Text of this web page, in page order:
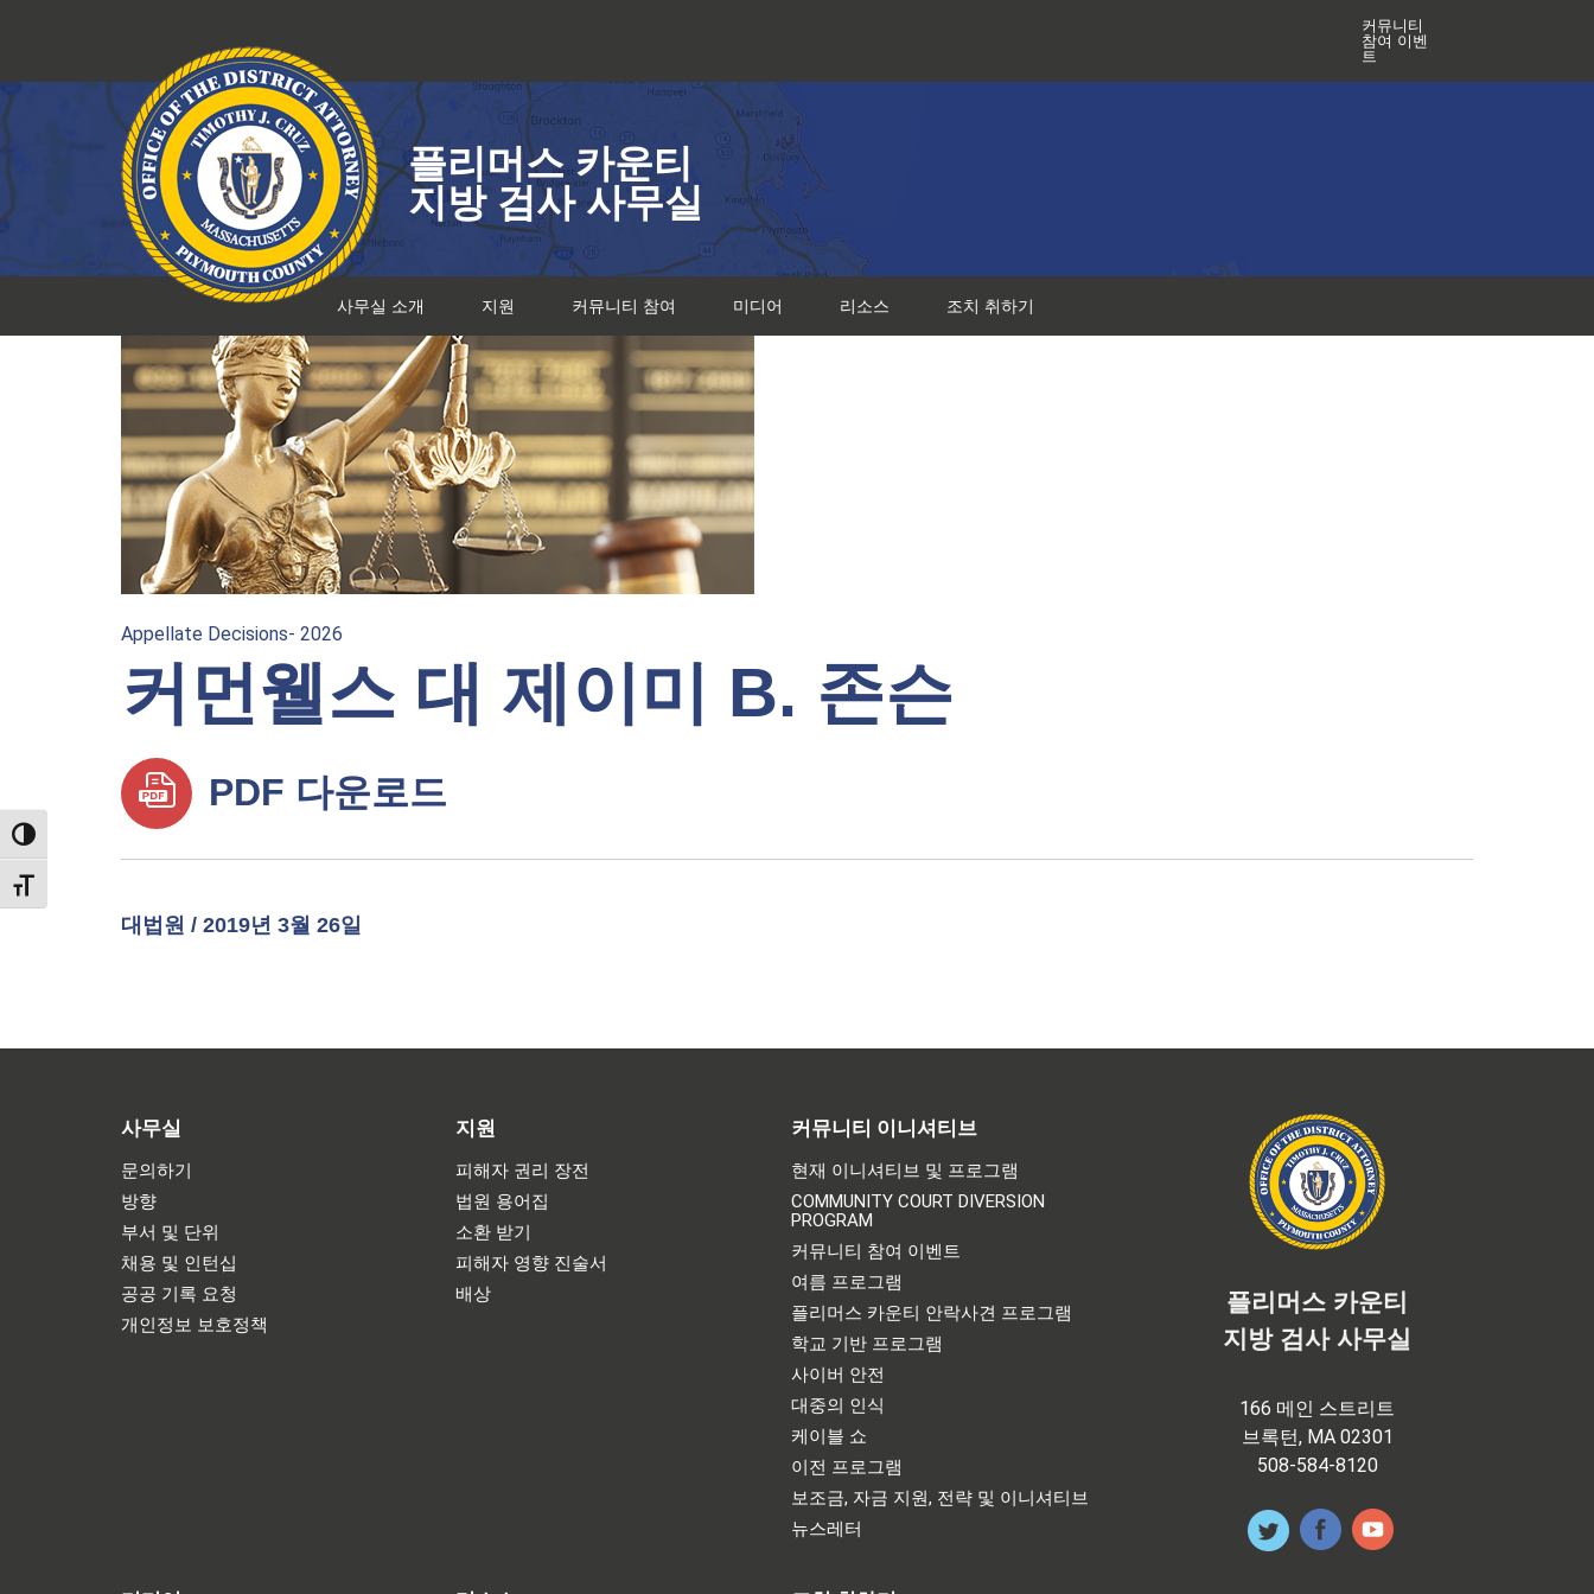
TOGGLE HIGH CONTRAST
TOGGLE FONT SIZE
로
건
뛰
기
커뮤니티
참여 이벤
트
플리머스 카운티
지방 검사 사무실
사무실 소개 지원 커뮤니티 참여 미디어 리소스 조치 취하기
Appellate Decisions- 2026
커먼웰스 대 제이미 B. 존슨
PDF 다운로드
대법원 / 2019년 3월 26일
사무실
문의하기
방향
부서 및 단위
채용 및 인턴십
공공 기록 요청
개인정보 보호정책
지원
피해자 권리 장전
법원 용어집
소환 받기
피해자 영향 진술서
배상
커뮤니티 이니셔티브
현재 이니셔티브 및 프로그램
COMMUNITY COURT DIVERSION
PROGRAM
커뮤니티 참여 이벤트
여름 프로그램
플리머스 카운티 안락사견 프로그램
학교 기반 프로그램
사이버 안전
대중의 인식
케이블 쇼
이전 프로그램
보조금, 자금 지원, 전략 및 이니셔티브
뉴스레터
플리머스 카운티
지방 검사 사무실
166 메인 스트리트
브록턴, MA 02301
508-584-8120